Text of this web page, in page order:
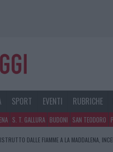
SPORT EVENTI RUBRICHE
S. T. GALLURA BUDONI SAN TEODORO
DALLE FIAMME A LA MADDALENA,